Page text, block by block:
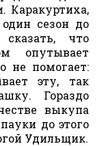
Каракуртиха,
сезон до
что
опутывает
не помогает:
эту, так
Гораздо
выкупа
до этого
Удильщик.